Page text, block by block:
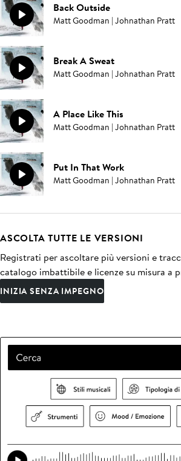
Back Outside
Matt Goodman | Johnathan Pratt
Break A Sweat
Matt Goodman | Johnathan Pratt
A Place Like This
Matt Goodman | Johnathan Pratt
Put In That Work
Matt Goodman | Johnathan Pratt
ASCOLTA TUTTE LE VERSIONI
Registrati per ascoltare più versioni e
catalogo imbattibile e licenze su misura a
INIZIA SENZA IMPEGNO